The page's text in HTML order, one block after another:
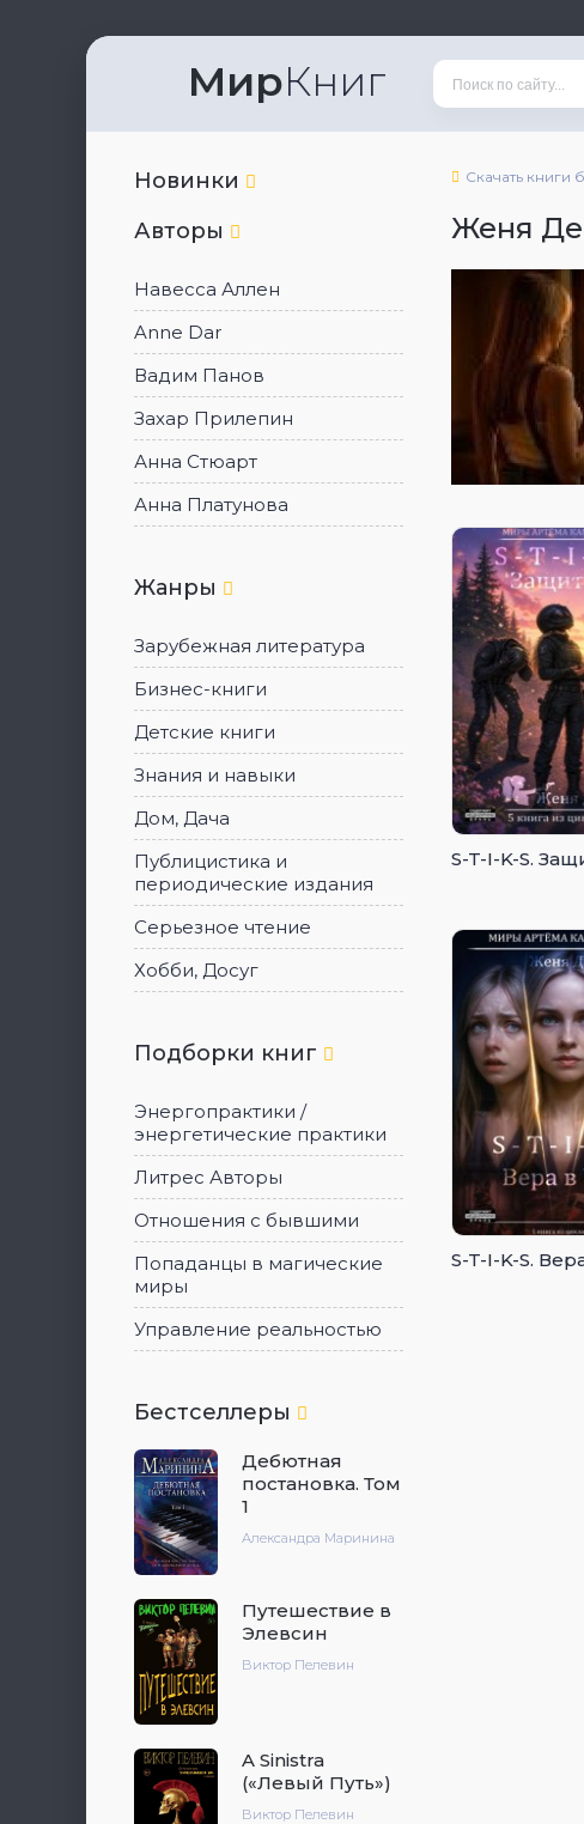
МирКниг
Новинки
Авторы
Навесса Аллен
Anne Dar
Вадим Панов
Захар Прилепин
Анна Стюарт
Анна Платунова
Жанры
Зарубежная литература
Бизнес-книги
Детские книги
Знания и навыки
Дом, Дача
Публицистика и
периодические издания
Серьезное чтение
Хобби, Досуг
Подборки книг
Энергопрактики /
энергетические практики
Литрес Авторы
Отношения с бывшими
Попаданцы в магические
миры
Управление реальностью
Бестселлеры
Дебютная
постановка. Том
1
Александра Маринина
Путешествие в
Элевсин
Виктор Пелевин
A Sinistra
(«Левый Путь»)
Виктор Пелевин
Скачать книги
Женя
S-T-I-K-S.
S-T-I-K-S.